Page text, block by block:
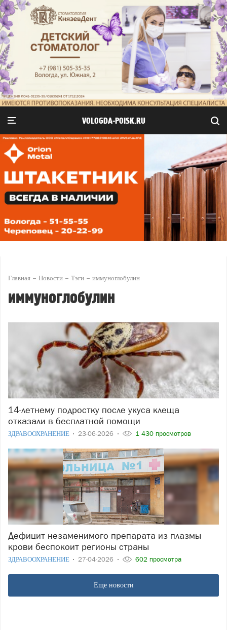
VOLOGDA-POISK.RU
Главная Новости Тэги иммуноглобулин
иммуноглобулин
14-летнему подростку после укуса клеща
отказали в бесплатной помощи
ЗДРАВООХРАНЕНИЕ 23-06-2026 1 430 просмотров
Дефицит незаменимого препарата из плазмы
крови беспокоит регионы страны
ЗДРАВООХРАНЕНИЕ 27-04-2026 602 просмотра
Еще новости